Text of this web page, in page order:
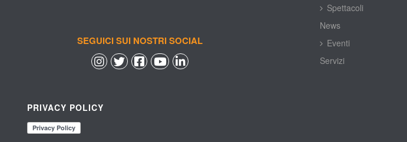
SEGUICI SUI NOSTRI SOCIAL
PRIVACY POLICY
Spettacoli
New
Eventi
Servizi